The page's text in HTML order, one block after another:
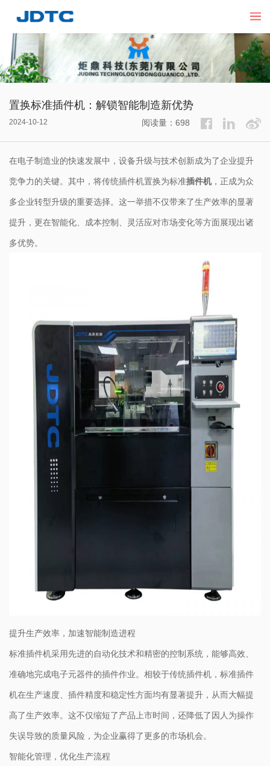
置换标准插件机：解锁智能制造新优势
2024-10-12 阅读量：698
在电子制造业的快速发展中，设备升级与技术创新成为了企业提升
竞争力的关键。其中，将传统插件机置换为标准插件机，正成为众
多企业转型升级的重要选择。这一举措不仅带来了生产效率的显著
提升，更在智能化、成本控制、灵活应对市场变化等方面展现出诸
多优势。
提升生产效率，加速智能制造进程
标准插件机采用先进的自动化技术和精密的控制系统，能够高效、
准确地完成电子元器件的插件作业。相较于传统插件机，标准插件
机在生产速度、插件精度和稳定性方面均有显著提升，从而大幅提
高了生产效率。这不仅缩短了产品上市时间，还降低了因人为操作
失误导致的质量风险，为企业赢得了更多的市场机会。
智能化管理，优化生产流程